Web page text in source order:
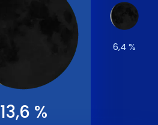
13,6 %
6,4 %